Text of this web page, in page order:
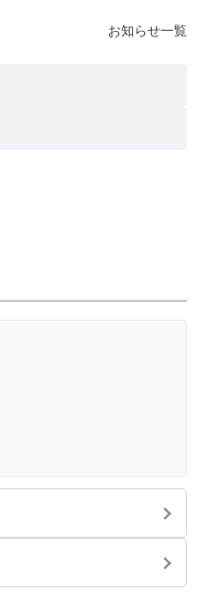
お知らせ一覧